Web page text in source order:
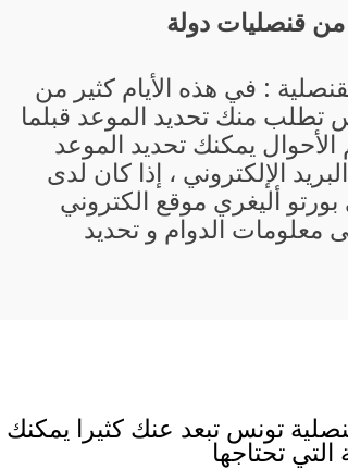
من قنصليات دولة
: في هذه الأيام كثير من
تطلب منك تحديد الموعد قبلما
يمكنك تحديد الموعد
الإلكتروني ، إذا كان لدى
أليغري موقع الكتروني
الدوام و تحديد
تونس تبعد عنك كثيرا يمكنك
تحتاجها